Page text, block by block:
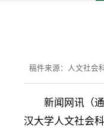
稿件来源：人文社会
新闻网讯 （
汉大学人文社会